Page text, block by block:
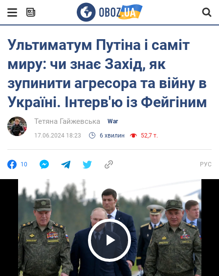
Ультиматум Путіна і саміт
миру: чи знає Захід, як
зупинити агресора та війну в
Україні. Інтерв'ю із Фейгіним
Тетяна Гайжевська War
17.06.2024 18:23 6 хвилин 52,7 т.
10 РУС
Play Video